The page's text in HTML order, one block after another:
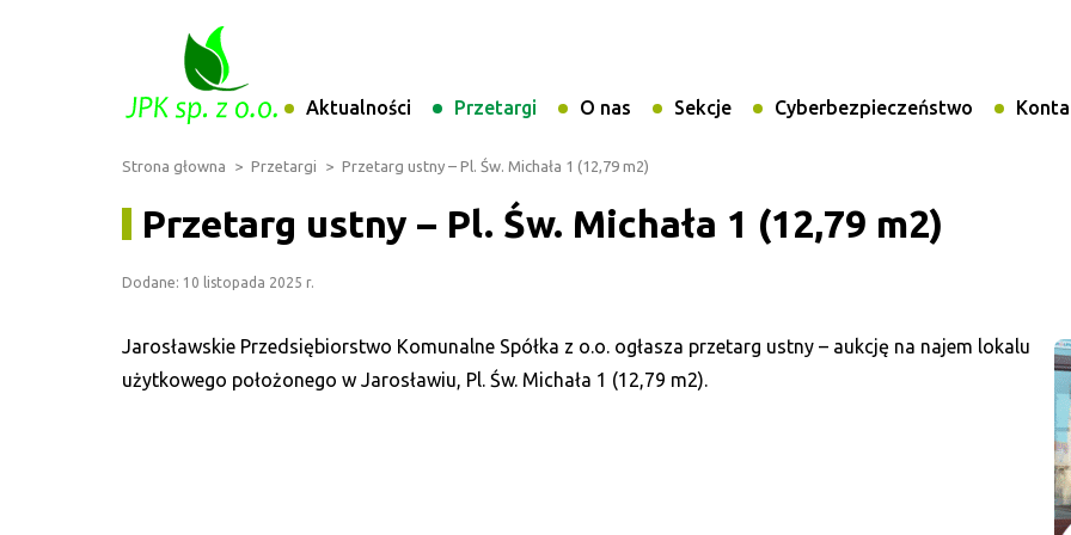
Aktualności Przetargi O nas Sekcje Cyberbezpieczeństwo
Strona głowna > Przetargi > Przetarg ustny – Pl. Św. Michała 1 (12,79 m2)
Przetarg ustny – Pl. Św. Michała 1 (12,79 m2)
Dodane: 10 listopada 2025 r.
Jarosławskie Przedsiębiorstwo Komunalne Spółka z o.o. ogłasza przetarg ustny – aukcję na najem lokalu
użytkowego położonego w Jarosławiu, Pl. Św. Michała 1 (12,79 m2).